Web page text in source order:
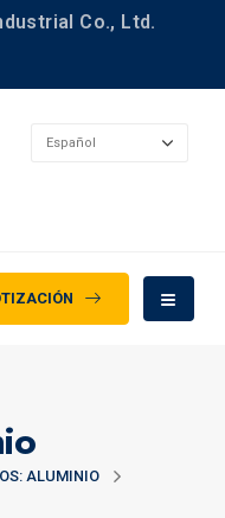
Co., Ltd.
ALUMINIO